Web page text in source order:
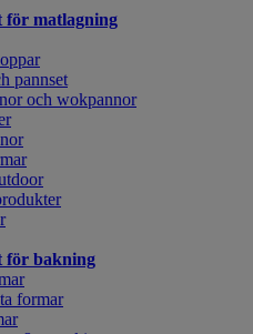
för matlagning
pannset
och wokpannor
för bakning
formar